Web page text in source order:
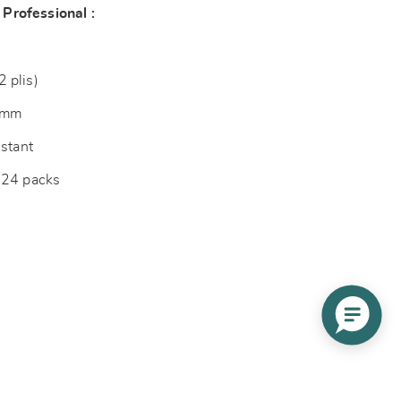
:
plis)
packs